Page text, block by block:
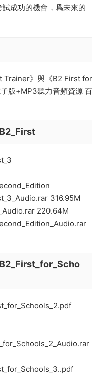
成功的機會，爲未來的
》與《B2 First for
版+MP3聽力音頻資源 百
316.95M
220.64M